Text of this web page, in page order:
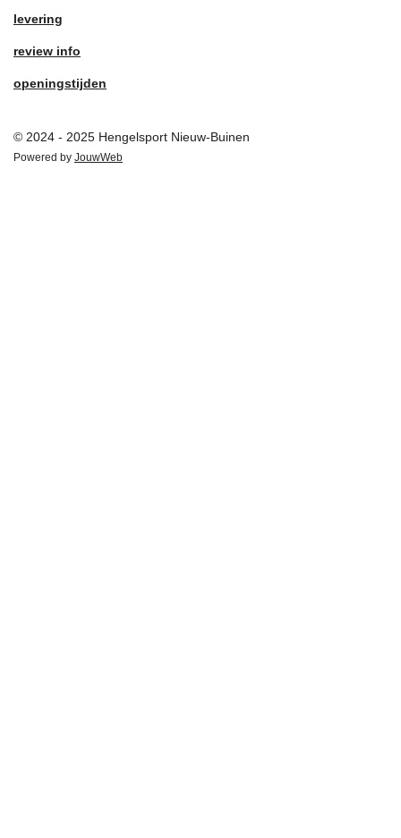
levering
review info
openingstijden
© 2024 - 2025 Hengelsport Nieuw-Buinen
Powered by JouwWeb